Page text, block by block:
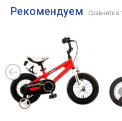
Рекомендуем Сравнить в